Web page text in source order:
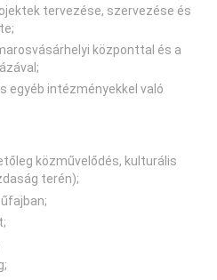
tervezése, szervezése és
központtal és a
egyéb intézményekkel való
közművelődés, kulturális
terén);